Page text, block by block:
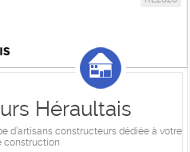
Héraultais
d’artisans constructeurs dédiée à votre
construction